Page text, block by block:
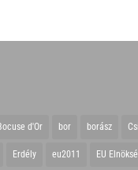
d'Or bor borász
Erdély eu2011 EU